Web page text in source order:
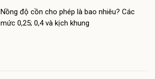
Nồng độ cồn cho phép là bao nhiêu? Các
mức 0,25; 0,4 và kịch khung